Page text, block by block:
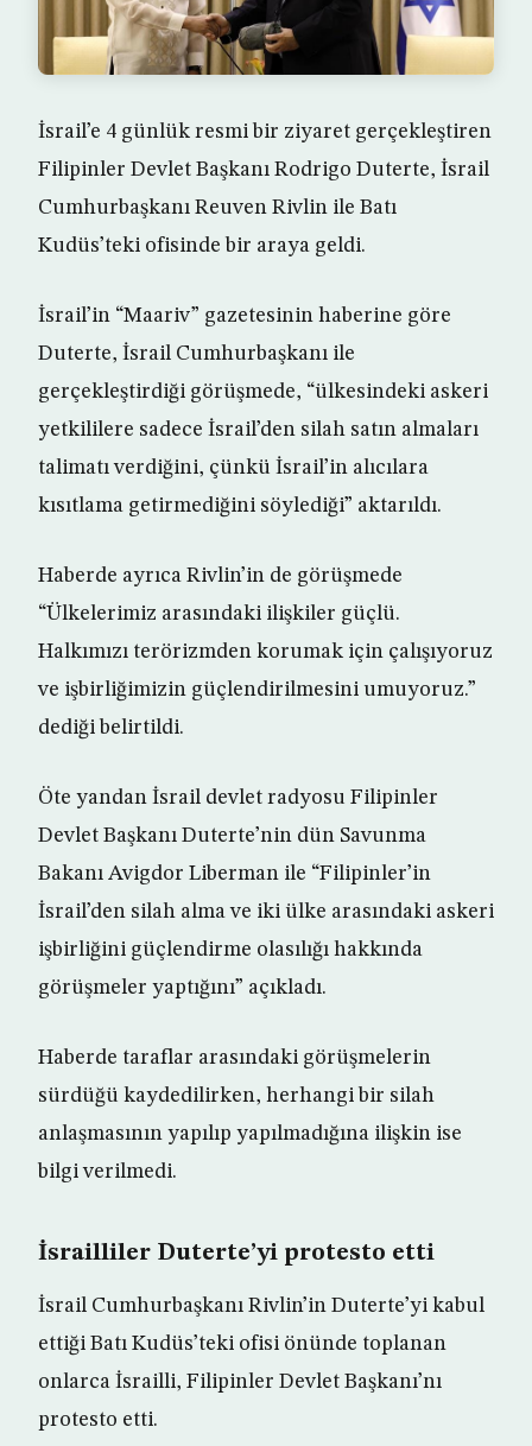
İsrail’e 4 günlük resmi bir ziyaret gerçekleştiren
Filipinler Devlet Başkanı Rodrigo Duterte, İsrail
Cumhurbaşkanı Reuven Rivlin ile Batı
Kudüs’teki ofisinde bir araya geldi.
İsrail’in “Maariv” gazetesinin haberine göre
Duterte, İsrail Cumhurbaşkanı ile
gerçekleştirdiği görüşmede, “ülkesindeki askeri
yetkililere sadece İsrail’den silah satın almaları
talimatı verdiğini, çünkü İsrail’in alıcılara
kısıtlama getirmediğini söylediği” aktarıldı.
Haberde ayrıca Rivlin’in de görüşmede
“Ülkelerimiz arasındaki ilişkiler güçlü.
Halkımızı terörizmden korumak için çalışıyoruz
ve işbirliğimizin güçlendirilmesini umuyoruz.”
dediği belirtildi.
Öte yandan İsrail devlet radyosu Filipinler
Devlet Başkanı Duterte’nin dün Savunma
Bakanı Avigdor Liberman ile “Filipinler’in
İsrail’den silah alma ve iki ülke arasındaki askeri
işbirliğini güçlendirme olasılığı hakkında
görüşmeler yaptığını” açıkladı.
Haberde taraflar arasındaki görüşmelerin
sürdüğü kaydedilirken, herhangi bir silah
anlaşmasının yapılıp yapılmadığına ilişkin ise
bilgi verilmedi.
İsrailliler Duterte’yi protesto etti
İsrail Cumhurbaşkanı Rivlin’in Duterte’yi kabul
ettiği Batı Kudüs’teki ofisi önünde toplanan
onlarca İsrailli, Filipinler Devlet Başkanı’nı
protesto etti.